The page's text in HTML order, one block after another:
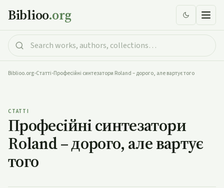
Biblioo.org
Biblioo.org•Статті•Професійні синтезатори Roland – дорого, але вартує того
СТАТТІ
Професійні синтезатори
Roland – дорого, але вартує
того